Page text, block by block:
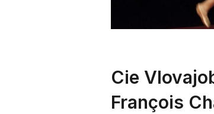
Cie
François